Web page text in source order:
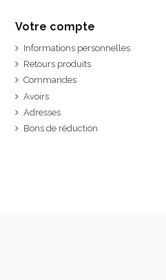
Votre compte
Informations personnelles
Retours produits
Commandes
Avoirs
Adresses
Bons de réduction